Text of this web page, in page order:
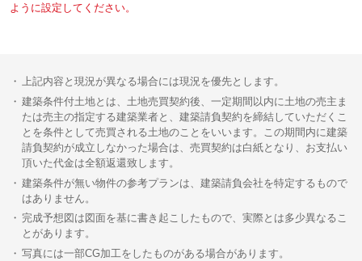
ように設定してください。
上記内容と現況が異なる場合には現況を優先とします。
建築条件付土地とは、土地売買契約後、一定期間以内に土地の売主ま
たは売主の指定する建築業者と、建築請負契約を締結していただくこ
とを条件として売買される土地のことをいいます。この期間内に建築
請負契約が成立しなかった場合は、売買契約は白紙となり、お支払い
頂いた代金は全額返還致します。
建築条件が無い物件の参考プランは、建築請負会社を特定するもので
はありません。
完成予想図は図面を基に書き起こしたもので、実際とは多少異なるこ
とがあります。
写真には一部CG加工をしたものがある場合があります。